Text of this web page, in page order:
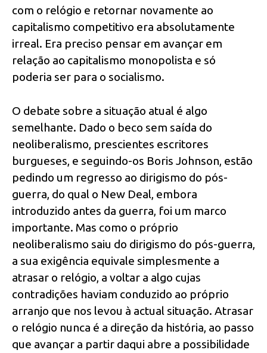
com o relógio e retornar novamente ao
capitalismo competitivo era absolutamente
irreal. Era preciso pensar em avançar em
relação ao capitalismo monopolista e só
poderia ser para o socialismo.
O debate sobre a situação atual é algo
semelhante. Dado o beco sem saída do
neoliberalismo, prescientes escritores
burgueses, e seguindo-os Boris Johnson, estão
pedindo um regresso ao dirigismo do pós-
guerra, do qual o New Deal, embora
introduzido antes da guerra, foi um marco
importante. Mas como o próprio
neoliberalismo saiu do dirigismo do pós-guerra,
a sua exigência equivale simplesmente a
atrasar o relógio, a voltar a algo cujas
contradições haviam conduzido ao próprio
arranjo que nos levou à actual situação. Atrasar
o relógio nunca é a direção da história, ao passo
que avançar a partir daqui abre a possibilidade